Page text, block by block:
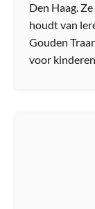
Den Haag.
houdt van
Gouden
voor